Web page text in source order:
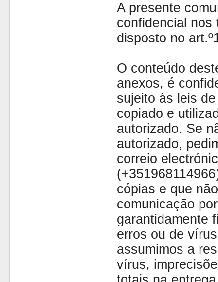
A presente
confidencial nos
disposto no
O conteúdo
anexos, é
sujeito às leis
copiado e
autorizado. Se
autorizado,
correio
cópias e que
comunicação
garantidamente
erros ou de
assumimos a
vírus,